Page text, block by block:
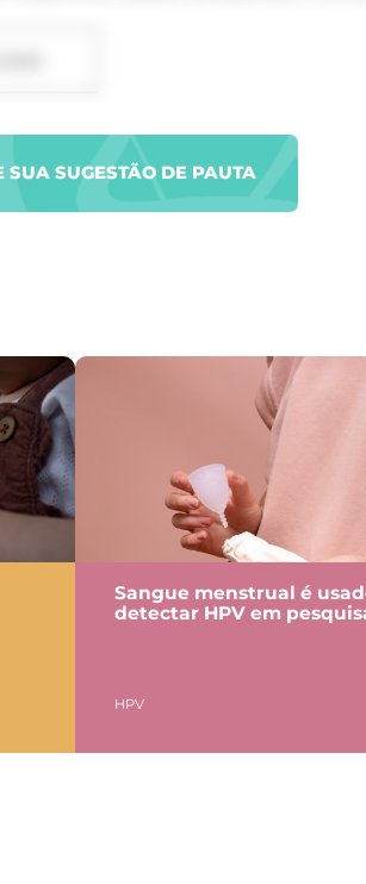
SUA SUGESTÃO DE PAUTA
Sangue menstrual é
detectar HPV em
HPV